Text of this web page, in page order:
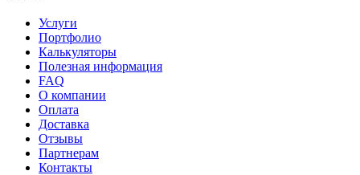
Услуги
Портфолио
Калькуляторы
Полезная информация
FAQ
О компании
Оплата
Доставка
Отзывы
Партнерам
Контакты